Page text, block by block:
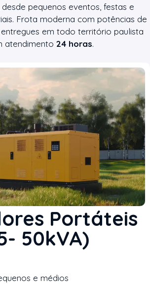
, desde pequenos eventos, festas e
Frota moderna com potências de
, entregues em todo território paulista
atendimento 24 horas.
Portáteis
50kVA)
e médios